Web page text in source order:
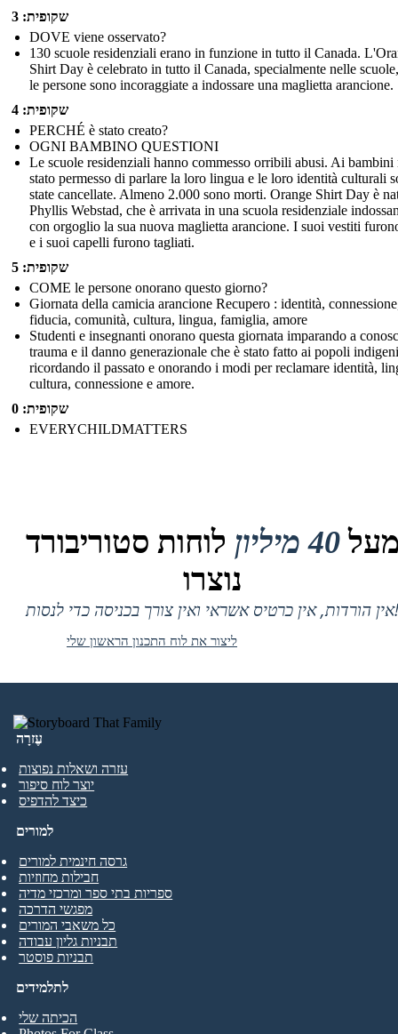
שקופית: 3
DOVE viene osservato?
130 scuole residenziali erano in funzione in tutto il Canada.
Shirt Day è celebrato in tutto il Canada, specialmente nelle
le persone sono incoraggiate a indossare una maglietta arancione.
שקופית: 4
PERCHÉ è stato creato?
OGNI BAMBINO QUESTIONI
Le scuole residenziali hanno commesso orribili abusi. Ai bambini
stato permesso di parlare la loro lingua e le loro identità culturali
state cancellate. Almeno 2.000 sono morti. Orange Shirt Day è
Phyllis Webstad, che è arrivata in una scuola residenziale
con orgoglio la sua nuova maglietta arancione. I suoi vestiti
e i suoi capelli furono tagliati.
שקופית: 5
COME le persone onorano questo giorno?
Giornata della camicia arancione Recupero : identità,
fiducia, comunità, cultura, lingua, famiglia, amore
Studenti e insegnanti onorano questa giornata imparando a
trauma e il danno generazionale che è stato fatto ai popoli
ricordando il passato e onorando i modi per reclamare identità,
cultura, connessione e amore.
שקופית: 0
EVERYCHILDMATTERS
40 מיליון
לוחות סטוריבורד
נוצרו
אין הורדות, אין כרטיס אשראי ואין צורך בכניסה כדי לנסות!
ליצור את לוח התכנון הראשון שלי
עֶזרָה
עזרה ושאלות נפוצות
יוצר לוח סיפור
כיצד להדפיס
לתלמידים
הכיתה שלי
למורים
גרסה חינמית למורים
חבילות מחוזיות
ספריות בתי ספר ומרכזי מדיה
מפגשי הדרכה
כל משאבי המורים
תבניות גליון עבודה
תבניות פוסטר